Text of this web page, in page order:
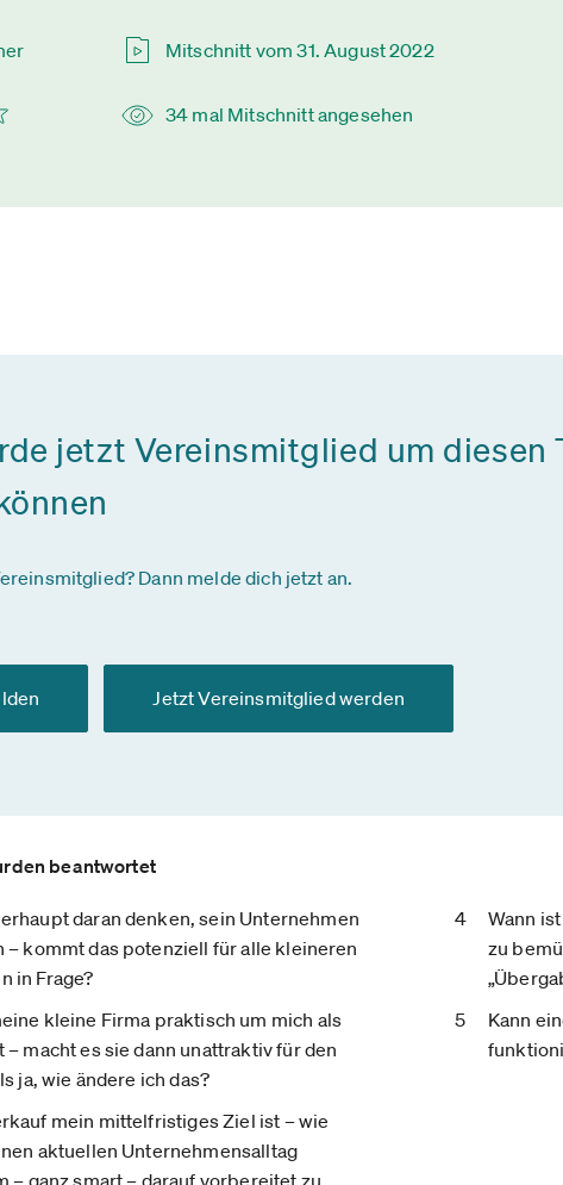
Mitschnitt vom 31. August 2022
34 mal Mitschnitt angesehen
jetzt Vereinsmitglied um
Dann melde dich jetzt an.
Jetzt Vereinsmitglied werden
beantwortet
daran denken, sein Unternehmen
– kommt das potenziell für alle kleineren
in Frage?
kleine Firma praktisch um mich als
– macht es sie dann unattraktiv für den
ja, wie ändere ich das?
mein mittelfristiges Ziel ist – wie
aktuellen Unternehmensalltag
– ganz smart – darauf vorbereitet zu
Wann
zu
Kann